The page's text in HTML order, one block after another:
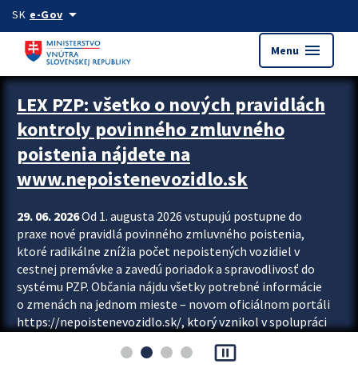
Preskocit na hlavný obsah
SK e-Govarrow_drop_down
Menu menu
Zastavit automatický posun upútavok
LEX PZP: všetko o nových pravidlách
kontroly povinného zmluvného
poistenia nájdete na
www.nepoistenevozidlo.sk
29. 06. 2026Od 1. augusta 2026 vstupujú postupne do
praxe nové pravidlá povinného zmluvného poistenia,
ktoré radikálne znížia počet nepoistených vozidiel v
cestnej premávke a zavedú poriadok a spravodlivosť do
systému PZP. Občania nájdu všetky potrebné informácie
o zmenách na jednom mieste – novom oficiálnom portáli
https://nepoistenevozidlo.sk/, ktorý vznikol v spolupráci
asociácie poisťovní (SLASPO) a Ministerstva vnútra SR.
pause_presentation